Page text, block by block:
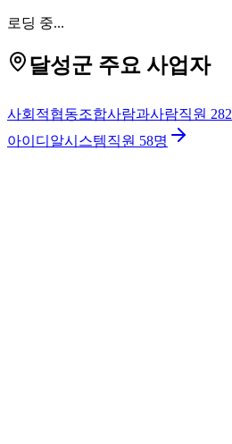
로딩 중...
달성군 주요 사업자
사회적협동조합사람과사람직원 282
아이디알시스템직원 58명